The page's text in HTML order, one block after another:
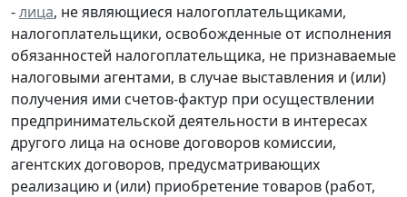
-лица, не являющиеся налогоплательщиками,
налогоплательщики, освобожденные от исполнения
обязанностей налогоплательщика, не признаваемые
налоговыми агентами, в случае выставления и (или)
получения ими счетов-фактур при осуществлении
предпринимательской деятельности в интересах
другого лица на основе договоров комиссии,
агентских договоров, предусматривающих
реализацию и (или) приобретение товаров (работ,